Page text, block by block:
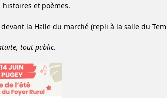
et poèmes.
devant la Halle du marché (repli à la salle du
tout public.